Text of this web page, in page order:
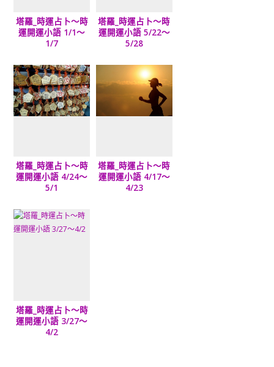
塔羅_時運占卜～時
運開運小語 1/1～
1/7
塔羅_時運占卜～時
運開運小語 5/22～
5/28
塔羅_時運占卜～時
運開運小語 4/24～
5/1
塔羅_時運占卜～時
運開運小語 4/17～
4/23
塔羅_時運占卜～時
運開運小語 3/27～
4/2